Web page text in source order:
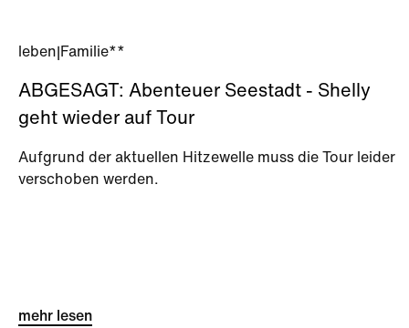
leben Familie**
ABGESAGT: Abenteuer Seestadt - Shelly
geht wieder auf Tour
Aufgrund der aktuellen Hitzewelle muss die Tour leider
verschoben werden.
mehr lesen